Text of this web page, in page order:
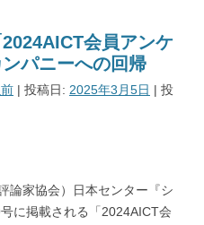
2024AICT会員アンケ
パニーへの回帰
| 投稿日: 2025年3月5日 | 投
論家協会）日本センター『シ
に掲載される「2024AICT会